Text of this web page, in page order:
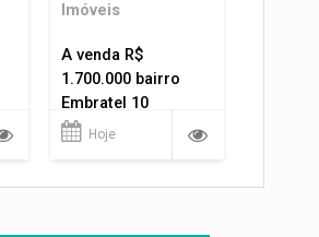
Imóveis
A venda R$
1.700.000 bairro
Embratel 10
apartamentos!
Hoje